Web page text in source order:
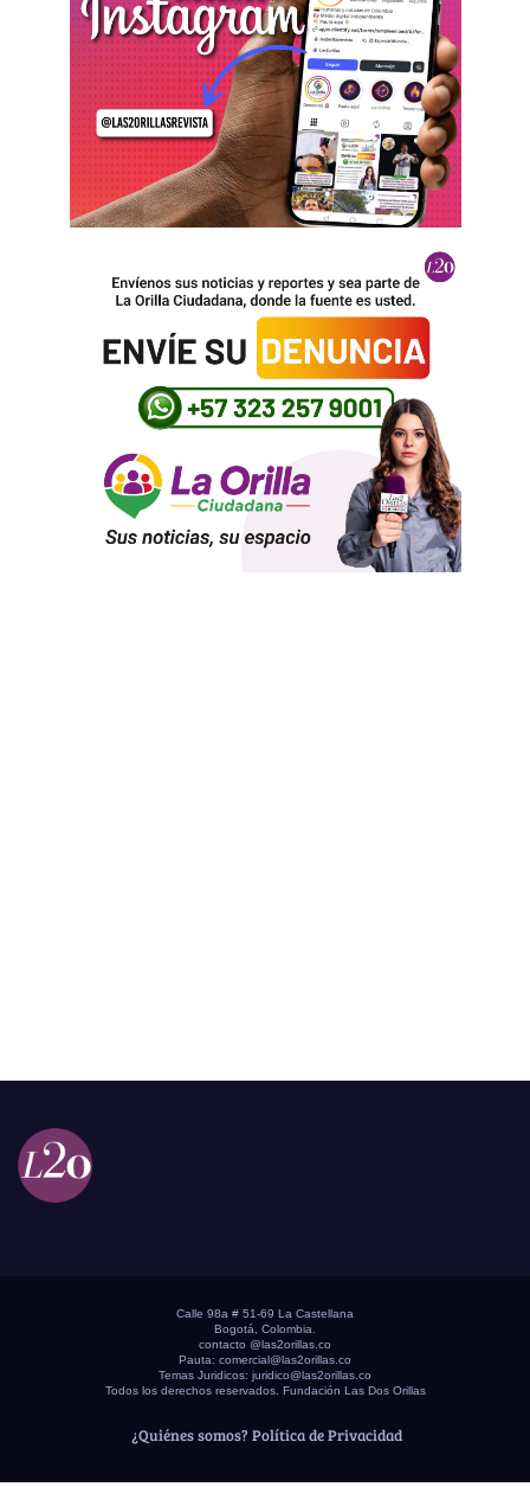
Calle 98a # 51-69 La Castellana
Bogotá, Colombia.
contacto @las2orillas.co
Pauta: comercial@las2orillas.co
Temas Juridicos: juridico@las2orillas.co
Todos los derechos reservados. Fundación Las Dos Orillas
¿Quiénes somos? Política de Privacidad